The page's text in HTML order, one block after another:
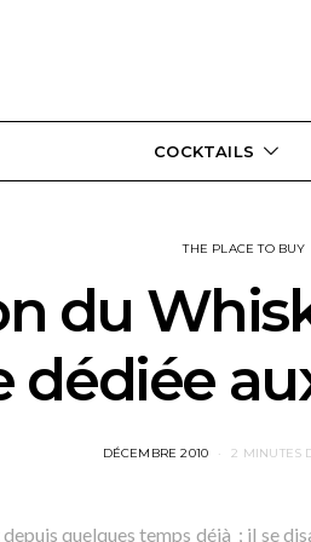
COCKTAILS
THE PLACE TO BUY
du
dédiée
POSTED
DÉCEMBRE 2010 2 MINUTES
quelques temps déjà ; il se